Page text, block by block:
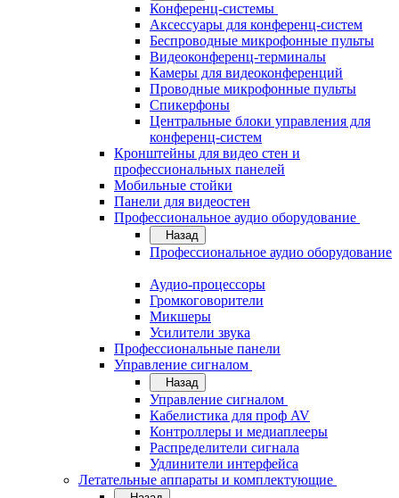
Конференц-системы
Аксессуары для конференц-систем
Беспроводные микрофонные пульты
Видеоконференц-терминалы
Камеры для видеоконференций
Проводные микрофонные пульты
Спикерфоны
Центральные блоки управления для
конференц-систем
Кронштейны для видео стен и
профессиональных панелей
Мобильные стойки
Панели для видеостен
Профессиональное аудио оборудование
Назад
Профессиональное аудио оборудование
Аудио-процессоры
Громкоговорители
Микшеры
Усилители звука
Профессиональные панели
Управление сигналом
Назад
Управление сигналом
Кабелистика для проф AV
Контроллеры и медиаплееры
Распределители сигнала
Удлинители интерфейса
Летательные аппараты и комплектующие